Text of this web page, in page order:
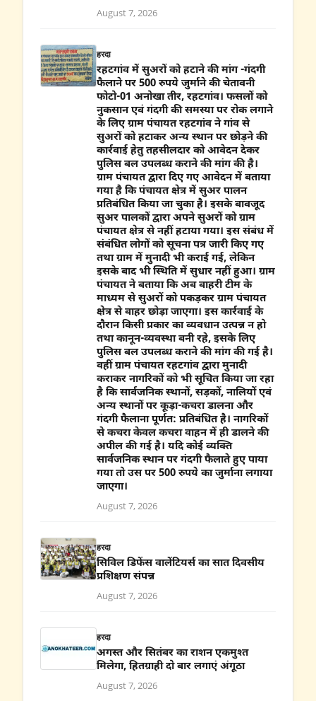
August 7, 2026
हरदा
रहटगांव में सुअरों को हटाने की मांग -गंदगी
फैलाने पर 500 रुपये जुर्माने की चेतावनी
फोटो-01 अनोखा तीर, रहटगांव। फसलों को
नुकसान एवं गंदगी की समस्या पर रोक लगाने
के लिए ग्राम पंचायत रहटगांव ने गांव से
सुअरों को हटाकर अन्य स्थान पर छोड़ने की
कार्रवाई हेतु तहसीलदार को आवेदन देकर
पुलिस बल उपलब्ध कराने की मांग की है।
ग्राम पंचायत द्वारा दिए गए आवेदन में बताया
गया है कि पंचायत क्षेत्र में सुअर पालन
प्रतिबंधित किया जा चुका है। इसके बावजूद
सुअर पालकों द्वारा अपने सुअरों को ग्राम
पंचायत क्षेत्र से नहीं हटाया गया। इस संबंध में
संबंधित लोगों को सूचना पत्र जारी किए गए
तथा ग्राम में मुनादी भी कराई गई, लेकिन
इसके बाद भी स्थिति में सुधार नहीं हुआ। ग्राम
पंचायत ने बताया कि अब बाहरी टीम के
माध्यम से सुअरों को पकड़कर ग्राम पंचायत
क्षेत्र से बाहर छोड़ा जाएगा। इस कार्रवाई के
दौरान किसी प्रकार का व्यवधान उत्पन्न न हो
तथा कानून-व्यवस्था बनी रहे, इसके लिए
पुलिस बल उपलब्ध कराने की मांग की गई है।
वहीं ग्राम पंचायत रहटगांव द्वारा मुनादी
कराकर नागरिकों को भी सूचित किया जा रहा
है कि सार्वजनिक स्थानों, सड़कों, नालियों एवं
अन्य स्थानों पर कूड़ा-कचरा डालना और
गंदगी फैलाना पूर्णत: प्रतिबंधित है। नागरिकों
से कचरा केवल कचरा वाहन में ही डालने की
अपील की गई है। यदि कोई व्यक्ति
सार्वजनिक स्थान पर गंदगी फैलाते हुए पाया
गया तो उस पर 500 रुपये का जुर्माना लगाया
जाएगा।
August 7, 2026
हरदा
सिविल डिफेंस वालेंटियर्स का सात दिवसीय
प्रशिक्षण संपन्न
August 7, 2026
हरदा
अगस्त और सितंबर का राशन एकमुश्त
मिलेगा, हितग्राही दो बार लगाएं अंगूठा
August 7, 2026